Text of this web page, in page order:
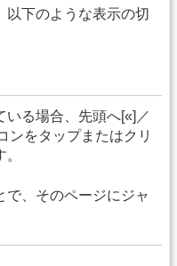
以下のような表示の切
いる場合、先頭へ[«]／
ンをタップまたはクリ
で、そのページにジャ